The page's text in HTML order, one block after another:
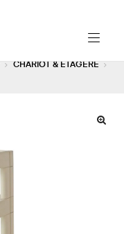
CHARIOT & ÉTAGÈRE